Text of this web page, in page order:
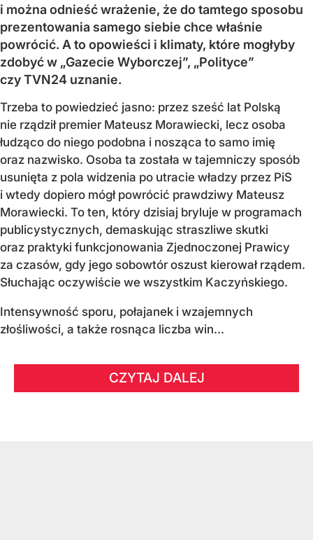
i można odnieść wrażenie, że do tamtego sposobu
prezentowania samego siebie chce właśnie
powrócić. A to opowieści i klimaty, które mogłyby
zdobyć w „Gazecie Wyborczej”, „Polityce”
czy TVN24 uznanie.
Trzeba to powiedzieć jasno: przez sześć lat Polską
nie rządził premier Mateusz Morawiecki, lecz osoba
łudząco do niego podobna i nosząca to samo imię
oraz nazwisko. Osoba ta została w tajemniczy sposób
usunięta z pola widzenia po utracie władzy przez PiS
i wtedy dopiero mógł powrócić prawdziwy Mateusz
Morawiecki. To ten, który dzisiaj bryluje w programach
publicystycznych, demaskując straszliwe skutki
oraz praktyki funkcjonowania Zjednoczonej Prawicy
za czasów, gdy jego sobowtór oszust kierował rządem.
Słuchając oczywiście we wszystkim Kaczyńskiego.
Intensywność sporu, połajanek i wzajemnych
złośliwości, a także rosnąca liczba win...
CZYTAJ DALEJ